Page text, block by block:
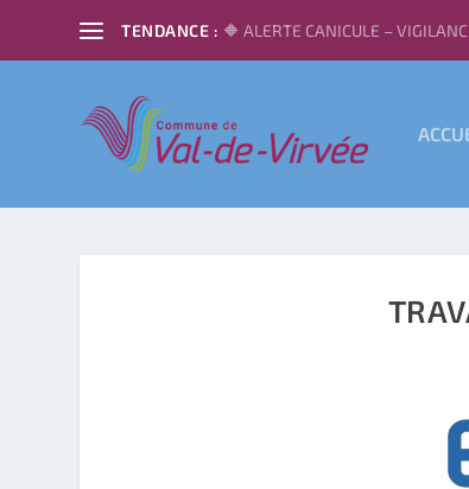
TENDANCE : 🔶 ALERTE CANICULE –